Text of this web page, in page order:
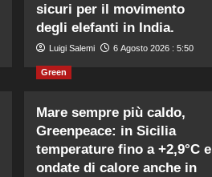
sicuri per il movimento
degli elefanti in India.
Luigi Salemi 6 Agosto 2026 : 5:50
Green
Mare sempre più caldo,
Greenpeace: in Sicilia
temperature fino a +2,9°C e
ondate di calore anche in